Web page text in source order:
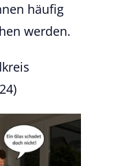
häufig
werden.